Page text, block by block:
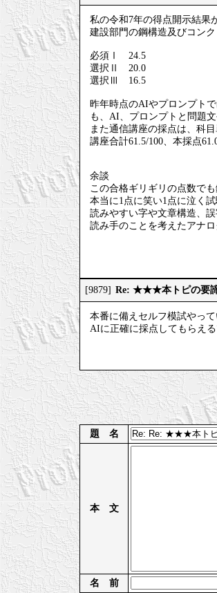
私の令和7年の得点開示結果
建設部門の鋼構造及びコンク
必須Ⅰ 24.5
選択Ⅱ 20.0
選択Ⅲ 16.5
昨年時点のAIやプロンプト
も、AI、プロンプトと問題
また通信講座の採点は、科
講座合計61.5/100、本採点
余談
この合格ギリギリの点数で
本当に1点に笑い1点に泣く
読みやすい字や文章構造、
読み手のことを考えたアナ
[9879] Re: ★★★本トピの要諦
本番に備えセルフ模試やって
AIに正確に採点してもらえ
題 名
本 文
名 前